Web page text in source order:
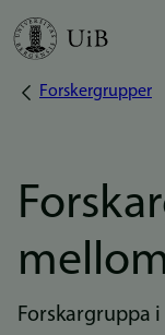
Hopp
hovedinnhold
Forskergrupper
Forskargruppa